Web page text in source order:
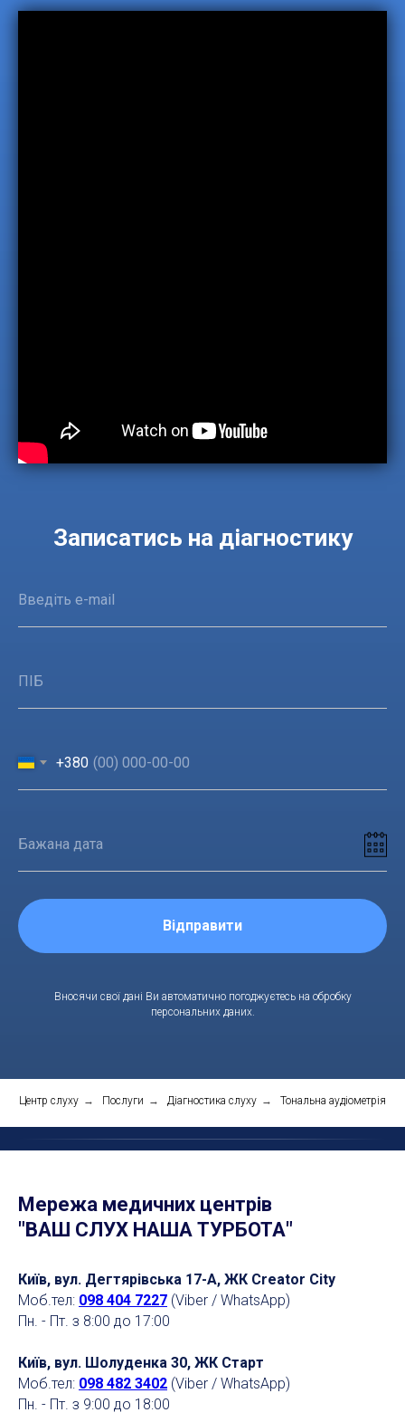
Записатись на діагностику
+380
Відправити
Вносячи свої дані Ви автоматично погоджуєтесь на обробку
персональних даних.
Центр слуху → Послуги → Діагностика слуху → Тональна аудіометрія
Мережа медичних центрів
"ВАШ СЛУХ НАША ТУРБОТА"
Київ, вул. Дегтярівська 17-А, ЖК Creator City
Моб.тел: 098 404 7227 (Viber / WhatsApp)
Пн. - Пт. з 8:00 до 17:00
Київ, вул. Шолуденка 30, ЖК Старт
Моб.тел: 098 482 3402 (Viber / WhatsApp)
Пн. - Пт. з 9:00 до 18:00